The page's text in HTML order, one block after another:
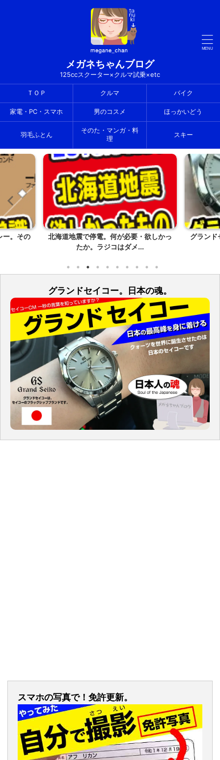
メガネちゃんブログ
125ccスクーター×クルマ試乗×etc
ＴＯＰ クルマ バイク
家電・PC・スマホ 男のコスメ ほっかいどう
羽毛ふとん
そのた・マンガ・料
理
スキー
。その
北海道地震で停電。何が必要・欲しかっ
たか。ラジコはダメ...
グラン
グランドセイコー。日本の魂。
スマホの写真で！免許更新。